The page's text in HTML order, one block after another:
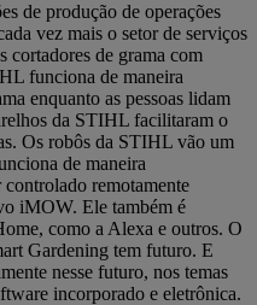
de produção de operações
vez mais o setor de serviços
cortadores de grama com
funciona de maneira
enquanto as pessoas lidam
da STIHL facilitaram o
Os robôs da STIHL vão um
de maneira
controlado remotamente
iMOW. Ele também é
como a Alexa e outros. O
Gardening tem futuro. E
nesse futuro, nos temas
incorporado e eletrônica.